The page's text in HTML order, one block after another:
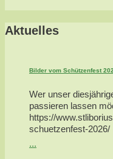
Aktuelles
Bilder vom Schützenfest
Wer unser
passieren lassen
https://
schuetzenfest-2026/
...